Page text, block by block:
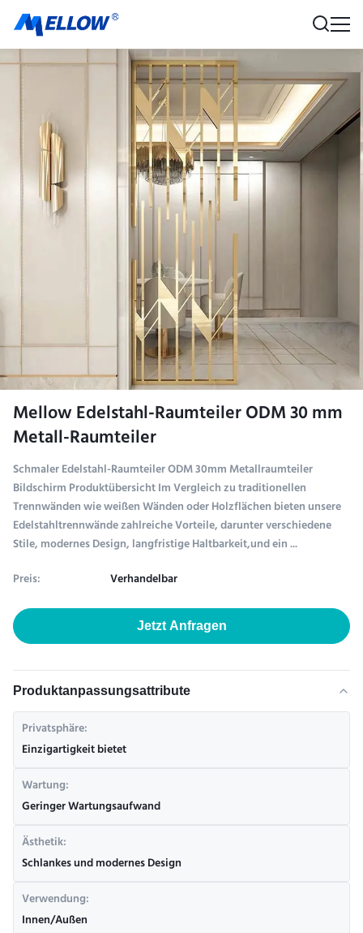
Mellow Edelstahl-Raumteiler ODM 30 mm
Metall-Raumteiler
Schmaler Edelstahl-Raumteiler ODM 30mm Metallraumteiler
Bildschirm Produktübersicht Im Vergleich zu traditionellen
Trennwänden wie weißen Wänden oder Holzflächen bieten unsere
Edelstahltrennwände zahlreiche Vorteile, darunter verschiedene
Stile, modernes Design, langfristige Haltbarkeit,und ein ...
Preis:
Verhandelbar
Jetzt Anfragen
Produktanpassungsattribute
Privatsphäre:
Einzigartigkeit bietet
Wartung:
Geringer Wartungsaufwand
Ästhetik:
Schlankes und modernes Design
Verwendung:
Innen/Außen